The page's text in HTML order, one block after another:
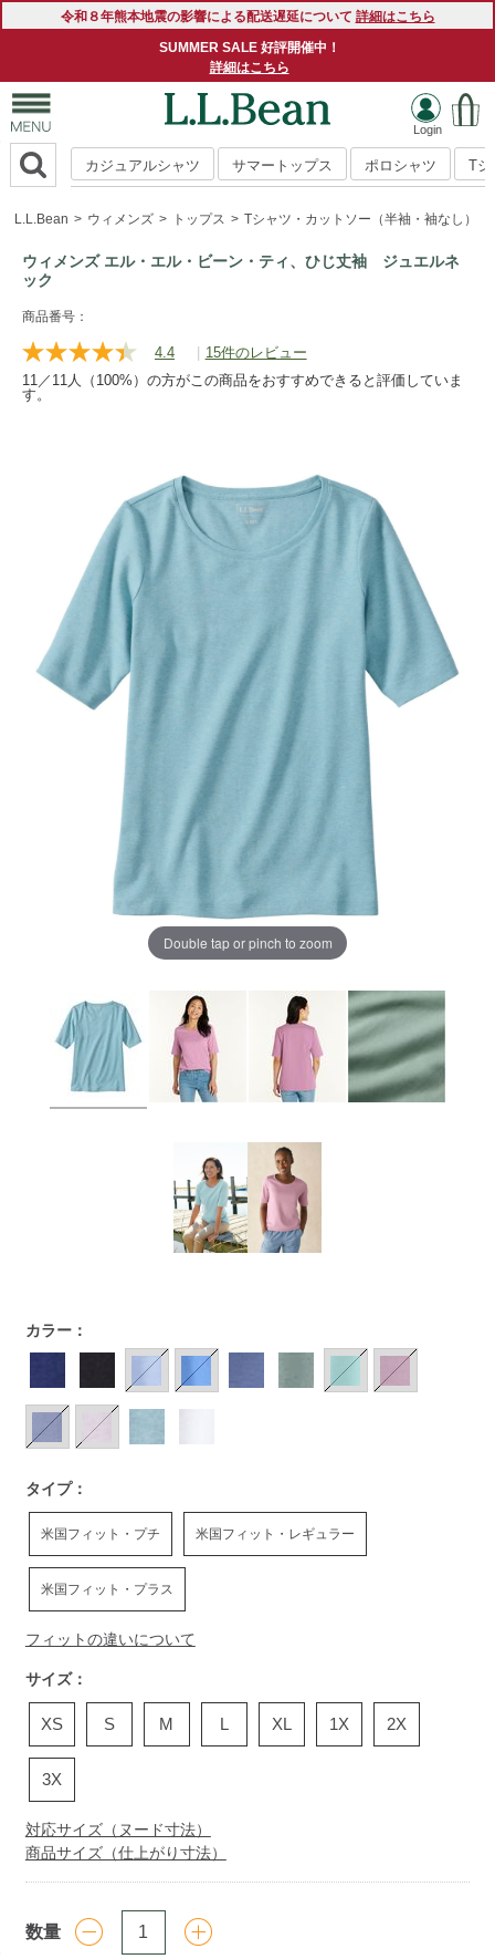
令和８年熊本地震の影響による配送遅延について 詳細はこちら
SUMMER SALE 好評開催中！
詳細はこちら
カジュアルシャツ サマートップス ポロシャツ Tシ
L.L.Bean ウィメンズ トップス Tシャツ・カットソー（半袖・袖なし）
ウィメンズ エル・エル・ビーン・ティ、ひじ丈袖 ジュエルネ
ック
https://www.llbean.co.jp/womens/tops/tshirts-
short/g/P122987.html
商品番号：
4.4
レ
ビ
同
ペ
ー
ジ
| 15件のレビュー
11／11人（100%）の方がこの商品をおすすめできると評価していま
す。
Double tap or pinch to zoom
https://www.llbean.co.jp/womens/tops/tshirts-
short/g/P122987.html
カラー：
タイプ：
米国フィット・プチ 米国フィット・レギュラー
米国フィット・プラス
フィットの違いについて
サイズ：
XS S M L XL 1X 2X
3X
対応サイズ（ヌード寸法）
商品サイズ（仕上がり寸法）
数量